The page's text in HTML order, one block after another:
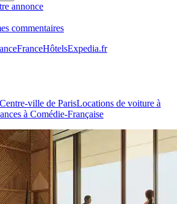
annonce
commentaires
FranceHôtelsExpedia.fr
ville de ParisLocations de voiture à
à Comédie-Française